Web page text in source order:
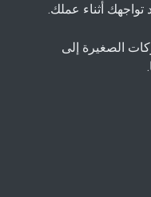
أثناء عملك.
الصغيرة إلى